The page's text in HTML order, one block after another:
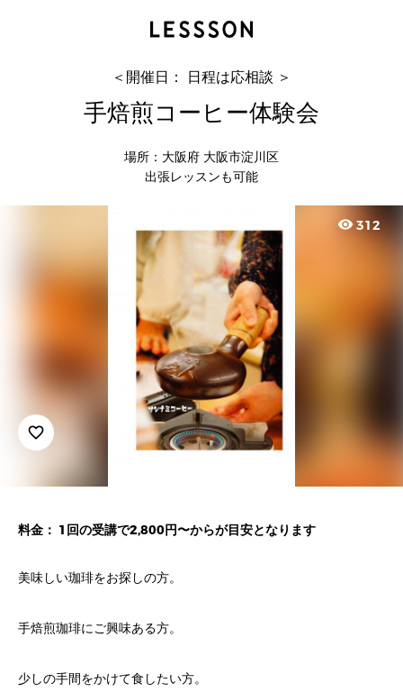
手焙煎コーヒー体験会
＜開催日： 日程は応相談 ＞
手焙煎コーヒー体験会
場所：大阪府 大阪市淀川区
出張レッスンも可能
visibility 312
favorite_border
料金： 1回の受講で2,800円〜からが目安となります
美味しい珈琲をお探しの方。
手焙煎珈琲にご興味ある方。
少しの手間をかけて食したい方。